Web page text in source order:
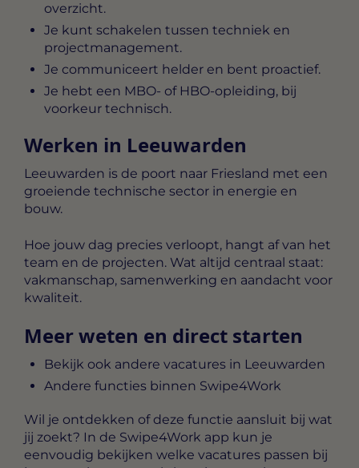
overzicht.
Je kunt schakelen tussen techniek en
projectmanagement.
Je communiceert helder en bent proactief.
Je hebt een MBO- of HBO-opleiding, bij
voorkeur technisch.
Werken in Leeuwarden
Leeuwarden is de poort naar Friesland met een
groeiende technische sector in energie en
bouw.
Hoe jouw dag precies verloopt, hangt af van het
team en de projecten. Wat altijd centraal staat:
vakmanschap, samenwerking en aandacht voor
kwaliteit.
Meer weten en direct starten
Bekijk ook andere vacatures in Leeuwarden
Andere functies binnen Swipe4Work
Wil je ontdekken of deze functie aansluit bij wat
jij zoekt? In de Swipe4Work app kun je
eenvoudig bekijken welke vacatures passen bij